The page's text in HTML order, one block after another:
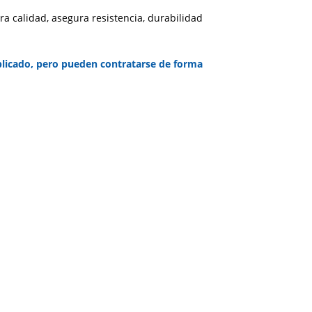
calidad, asegura resistencia, durabilidad
pero pueden contratarse de forma